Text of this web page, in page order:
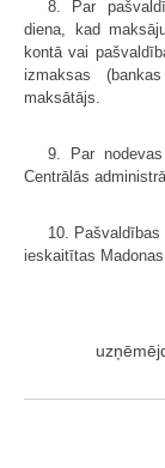
8. Par
diena, kad
kontā vai
izmaksas
maksātājs.
9. Par
Centrālās
10.
ieskaitītas